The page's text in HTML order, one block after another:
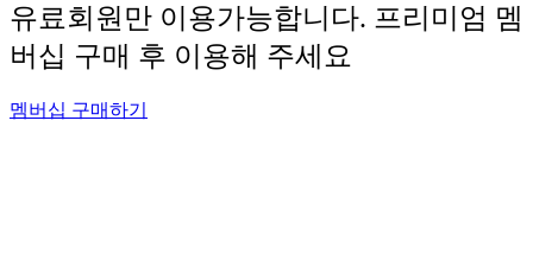
유료회원만 이용가능합니다. 프리미엄 멤
버십 구매 후 이용해 주세요
멤버십 구매하기